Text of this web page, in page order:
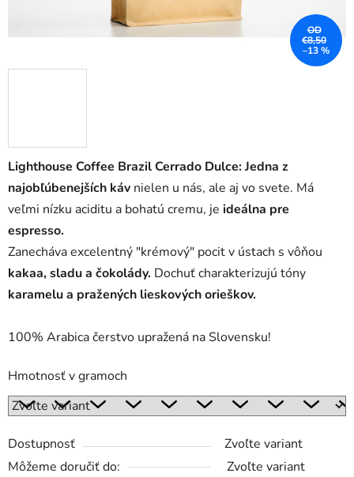
Lighthouse Coffee Brazil Cerrado Dulce: Jedna z
najobľúbenejších káv nielen u nás, ale aj vo svete. Má
veľmi nízku aciditu a bohatú cremu, je ideálna pre
espresso.
Zanecháva excelentný "krémový" pocit v ústach s vôňou
kakaa, sladu a čokolády. Dochuť charakterizujú tóny
karamelua pražených lieskových orieškov.
100% Arabica čerstvo upražená na Slovensku!
Hmotnosť v gramoch
Dostupnosť
Zvoľte variant
Môžeme doručiť do:
Zvoľte variant
OD
€8,50
–13 %